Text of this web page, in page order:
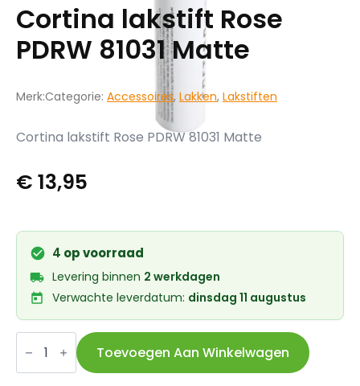
Cortina lakstift Rose
PDRW 81031 Matte
Merk:Categorie: Accessoires, Lakken, Lakstiften
Cortina lakstift Rose PDRW 81031 Matte
€ 13,95
4 op voorraad
Levering binnen 2 werkdagen
Verwachte leverdatum: dinsdag 11 augustus
Cortina
lakstift
Rose
PDRW
Toevoegen Aan Winkelwagen